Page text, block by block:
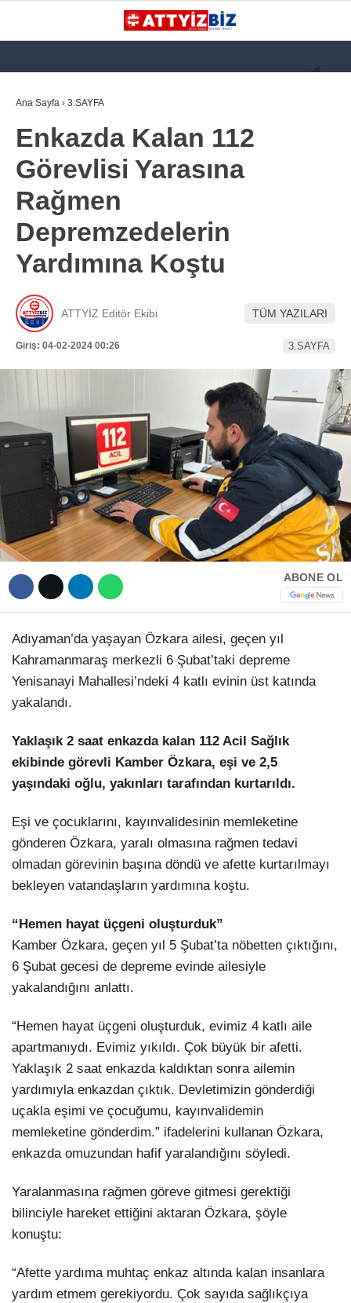
WhatsApp İhbar
Facebook
Instagram
Youtube
Dribbble
Telegram
KATEGORİLER
GÜNDEM
112 ACİL
KPSS
ATT
STK
İLANLAR
TERCİH ROBOTU
Ana Sayfa › 3.SAYFA
Enkazda Kalan 112
Görevlisi Yarasına
Rağmen
Depremzedelerin
Yardımına Koştu
ATTYİZ Editör Ekibi TÜM YAZILARI
Giriş: 04-02-2024 00:26 3.SAYFA
ABONE OL
Adıyaman’da yaşayan Özkara ailesi, geçen yıl
Kahramanmaraş merkezli 6 Şubat’taki depreme
Yenisanayi Mahallesi’ndeki 4 katlı evinin üst katında
yakalandı.
Yaklaşık 2 saat enkazda kalan 112 Acil Sağlık
ekibinde görevli Kamber Özkara, eşi ve 2,5
yaşındaki oğlu, yakınları tarafından kurtarıldı.
Eşi ve çocuklarını, kayınvalidesinin memleketine
gönderen Özkara, yaralı olmasına rağmen tedavi
olmadan görevinin başına döndü ve afette kurtarılmayı
bekleyen vatandaşların yardımına koştu.
“Hemen hayat üçgeni oluşturduk”
Kamber Özkara, geçen yıl 5 Şubat’ta nöbetten çıktığını,
6 Şubat gecesi de depreme evinde ailesiyle
yakalandığını anlattı.
“Hemen hayat üçgeni oluşturduk, evimiz 4 katlı aile
apartmanıydı. Evimiz yıkıldı. Çok büyük bir afetti.
Yaklaşık 2 saat enkazda kaldıktan sonra ailemin
yardımıyla enkazdan çıktık. Devletimizin gönderdiği
uçakla eşimi ve çocuğumu, kayınvalidemin
memleketine gönderdim.” ifadelerini kullanan Özkara,
enkazda omuzundan hafif yaralandığını söyledi.
Yaralanmasına rağmen göreve gitmesi gerektiği
bilinciyle hareket ettiğini aktaran Özkara, şöyle
konuştu:
“Afette yardıma muhtaç enkaz altında kalan insanlara
yardım etmem gerekiyordu. Çok sayıda sağlıkçıya